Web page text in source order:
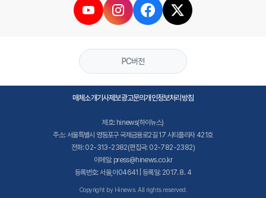
PC버전
매체소개기사제보광고문의개인정보처리방침
제호: hinews(하이뉴스)
주소: 서울특별시 영등포구 국제금융로2길 17 시티플라자 421호
전화: 02-313-2382(편집국: 02-782-2382)
이메일: press@hinews.co.kr
등록번호: 서울,아04641 | 등록일: 2017. 8. 4
Copyright by Hinews. All rights reserved.